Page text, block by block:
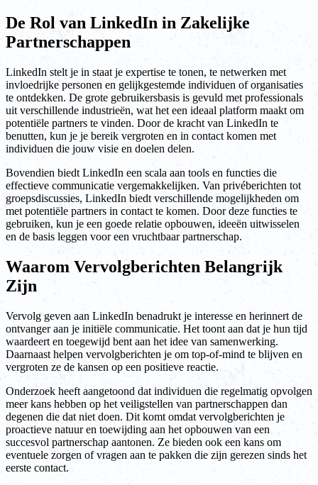
De Rol van LinkedIn in Zakelijke
Partnerschappen
LinkedIn stelt je in staat je expertise te tonen, te netwerken met
invloedrijke personen en gelijkgestemde individuen of organisaties
te ontdekken. De grote gebruikersbasis is gevuld met professionals
uit verschillende industrieën, wat het een ideaal platform maakt om
potentiële partners te vinden. Door de kracht van LinkedIn te
benutten, kun je je bereik vergroten en in contact komen met
individuen die jouw visie en doelen delen.
Bovendien biedt LinkedIn een scala aan tools en functies die
effectieve communicatie vergemakkelijken. Van privéberichten tot
groepsdiscussies, LinkedIn biedt verschillende mogelijkheden om
met potentiële partners in contact te komen. Door deze functies te
gebruiken, kun je een goede relatie opbouwen, ideeën uitwisselen
en de basis leggen voor een vruchtbaar partnerschap.
Waarom Vervolgberichten Belangrijk
Zijn
Vervolg geven aan LinkedIn benadrukt je interesse en herinnert de
ontvanger aan je initiële communicatie. Het toont aan dat je hun tijd
waardeert en toegewijd bent aan het idee van samenwerking.
Daarnaast helpen vervolgberichten je om top-of-mind te blijven en
vergroten ze de kansen op een positieve reactie.
Onderzoek heeft aangetoond dat individuen die regelmatig opvolgen
meer kans hebben op het veiligstellen van partnerschappen dan
degenen die dat niet doen. Dit komt omdat vervolgberichten je
proactieve natuur en toewijding aan het opbouwen van een
succesvol partnerschap aantonen. Ze bieden ook een kans om
eventuele zorgen of vragen aan te pakken die zijn gerezen sinds het
eerste contact.